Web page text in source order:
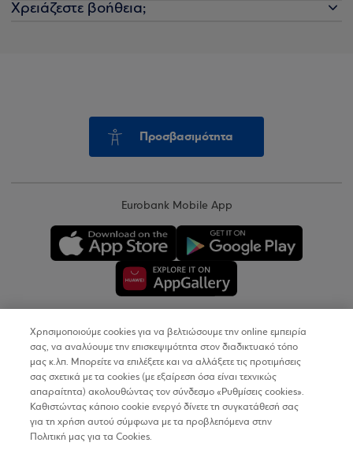
Χρειάζεστε βοήθεια;
Προσβασιμότητα
Eurobank Mobile App
Copyright © 2026
Όροι Χρήσης
Προσωπικά Δεδομένα στον Διαδικτυακό Τόπο
Χρησιμοποιούμε cookies για να βελτιώσουμε την online εμπειρία
σας, να αναλύουμε την επισκεψιμότητα στον διαδικτυακό τόπο
μας κ.λπ. Μπορείτε να επιλέξετε και να αλλάξετε τις προτιμήσεις
σας σχετικά με τα cookies (με εξαίρεση όσα είναι τεχνικώς
απαραίτητα) ακολουθώντας τον σύνδεσμο «Ρυθμίσεις cookies».
Καθιστώντας κάποιο cookie ενεργό δίνετε τη συγκατάθεσή σας
για τη χρήση αυτού σύμφωνα με τα προβλεπόμενα στην
Πολιτική μας για τα Cookies.